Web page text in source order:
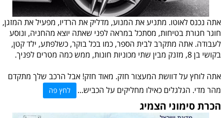
אתה נכנס לאוטו. מתניע את המנוע, מדליק את הרדיו, מפעיל את המזגן,
חוגר חגורת בטיחות, מסתכל במראה לפני שאתה יוצא מהחניה, ונוסע
לעבודה. אתה מתקרב לבית הספר, כמו בכל בוקר, כשלפתע, ילד קטן,
בקושי בן 8, מזנק מבין שתי מכוניות חונות, ממש כמה מטרים לפניך.
אתה לוחץ על דוושת המעצור חזק. מאוד חזק! אבל הרכב שלך מתקדם
מהר מדי. הגלגלים כאילו מחליקים על הכביש...
לחץ פה
הכרת סימוני הצמיג